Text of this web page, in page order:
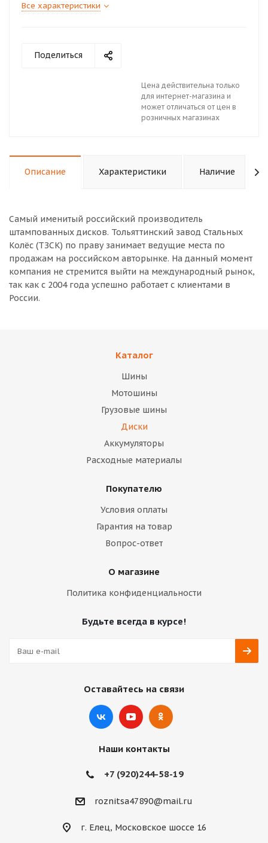
Все характеристики
Поделиться
Цена действительна только
для интернет-магазина и
может отличаться от цен в
розничных магазинах
Описание Характеристики Наличие
Самый именитый российский производитель
штампованных дисков. Тольяттинский завод Стальных
Колёс (ТЗСК) по праву занимает ведущие места по
продажам на российском авторынке. На данный момент
компания не стремится выйти на международный рынок,
так как с 2004 года успешно работает с клиентами в
России.
Каталог
Шины
Мотошины
Грузовые шины
Диски
Аккумуляторы
Расходные материалы
Покупателю
Условия оплаты
Гарантия на товар
Вопрос-ответ
О магазине
Политика конфиденциальности
Будьте всегда в курсе!
Оставайтесь на связи
Наши контакты
+7 (920)244-58-19
roznitsa47890@mail.ru
г. Елец, Московское шоссе 16